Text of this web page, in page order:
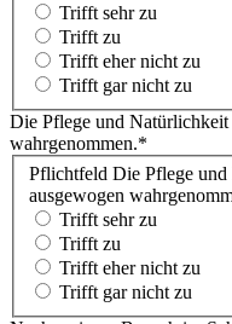
Trifft sehr zu
Trifft zu
Trifft eher nicht zu
Trifft gar nicht zu
Die Pflege und Natürlichkeit
wahrgenommen.*
Pflichtfeld Die Pflege
ausgewogen
Trifft sehr zu
Trifft zu
Trifft eher nicht zu
Trifft gar nicht zu